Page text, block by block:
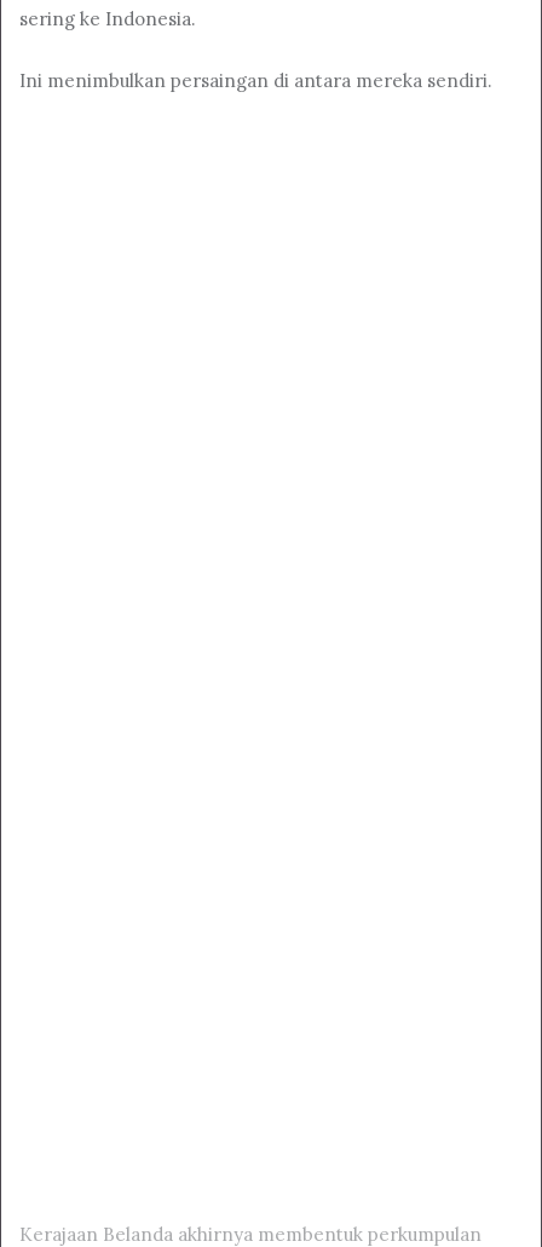
sering ke Indonesia.
Ini menimbulkan persaingan di antara mereka sendiri.
Kerajaan Belanda akhirnya membentuk perkumpulan